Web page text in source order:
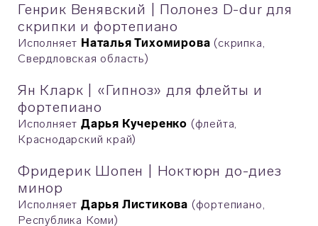
Генрик Венявский | Полонез D-dur для
скрипки и фортепиано
Исполняет Наталья Тихомирова (скрипка,
Свердловская область)
Ян Кларк | «Гипноз» для флейты и
фортепиано
Исполняет Дарья Кучеренко (флейта,
Краснодарский край)
Фридерик Шопен | Ноктюрн до-диез
минор
Исполняет Дарья Листикова (фортепиано,
Республика Коми)